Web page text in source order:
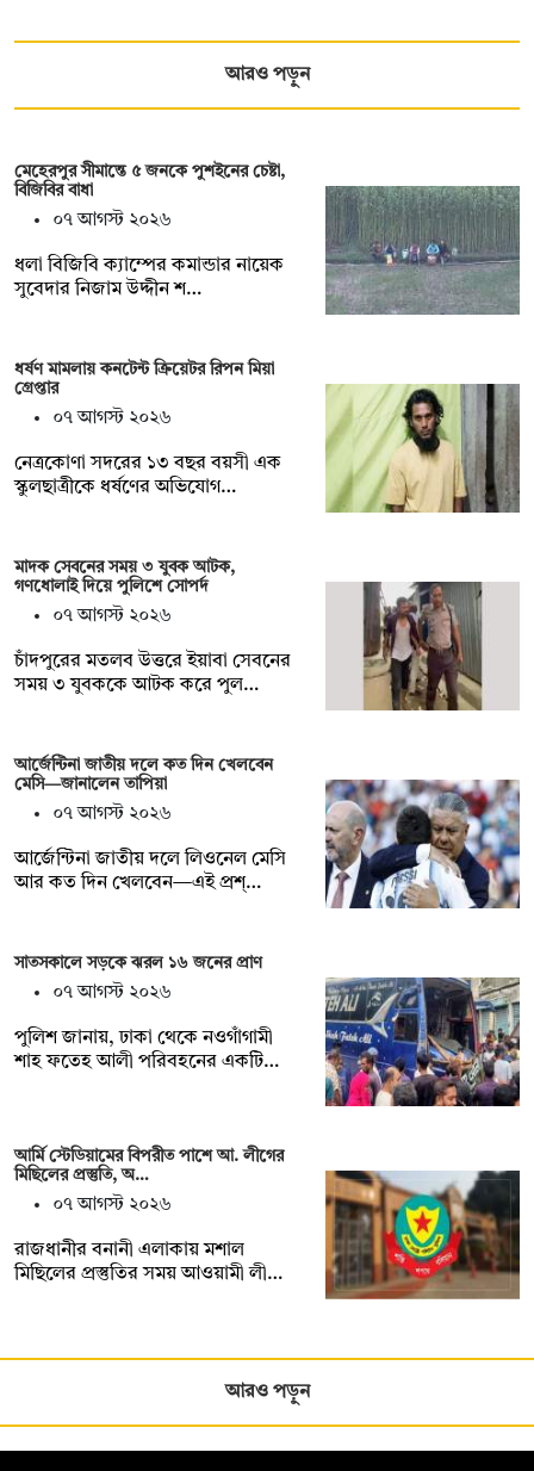
আরও পড়ুন
মেহেরপুর সীমান্তে ৫ জনকে পুশইনের চেষ্টা,
বিজিবির বাধা
০৭ আগস্ট ২০২৬
ধলা বিজিবি ক্যাম্পের কমান্ডার নায়েক
সুবেদার নিজাম উদ্দীন শ…
ধর্ষণ মামলায় কনটেন্ট ক্রিয়েটর রিপন মিয়া
গ্রেপ্তার
০৭ আগস্ট ২০২৬
নেত্রকোণা সদরের ১৩ বছর বয়সী এক
স্কুলছাত্রীকে ধর্ষণের অভিযোগ…
মাদক সেবনের সময় ৩ যুবক আটক,
গণধোলাই দিয়ে পুলিশে সোপর্দ
০৭ আগস্ট ২০২৬
চাঁদপুরের মতলব উত্তরে ইয়াবা সেবনের
সময় ৩ যুবককে আটক করে পুল…
আর্জেন্টিনা জাতীয় দলে কত দিন খেলবেন
মেসি—জানালেন তাপিয়া
০৭ আগস্ট ২০২৬
আর্জেন্টিনা জাতীয় দলে লিওনেল মেসি
আর কত দিন খেলবেন—এই প্রশ্…
সাতসকালে সড়কে ঝরল ১৬ জনের প্রাণ
০৭ আগস্ট ২০২৬
পুলিশ জানায়, ঢাকা থেকে নওগাঁগামী
শাহ ফতেহ আলী পরিবহনের একটি…
আর্মি স্টেডিয়ামের বিপরীত পাশে আ. লীগের
মিছিলের প্রস্তুতি, অ…
০৭ আগস্ট ২০২৬
রাজধানীর বনানী এলাকায় মশাল
মিছিলের প্রস্তুতির সময় আওয়ামী লী…
আরও পড়ুন